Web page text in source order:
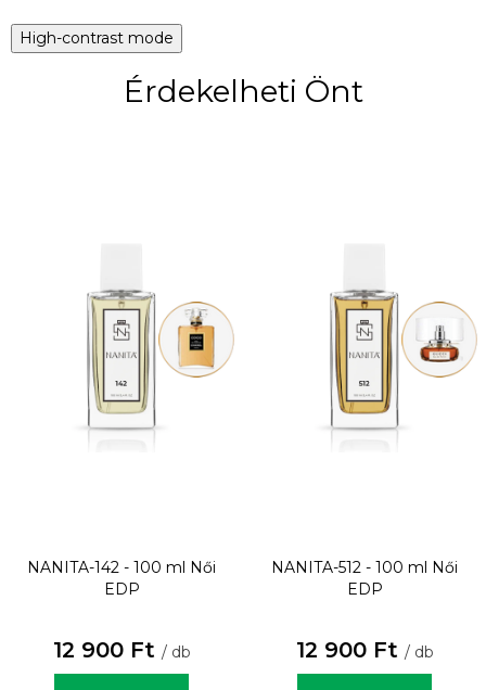
High-contrast mode
Érdekelheti Önt
NANITA-142 - 100 ml
Női
EDP
12 900 Ft / db
NANITA-512 - 100 ml
Női
EDP
12 900 Ft / db